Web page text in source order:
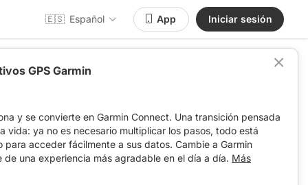
🇪🇸 Español App Iniciar sesión
GPS Garmin
y se convierte en Garmin Connect. Una transición pensada
vida: ya no es necesario multiplicar los pasos, todo está
para acceder fácilmente a sus datos. Cambie a Garmin
una experiencia más agradable en el día a día. Más